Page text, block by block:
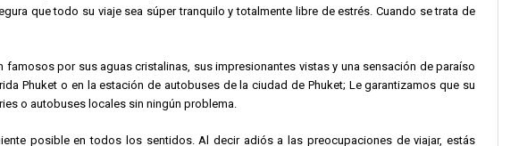
que todo su viaje sea súper tranquilo y totalmente libre de estrés. Cuando se trata de
por sus aguas cristalinas, sus impresionantes vistas y una sensación de paraíso
Phuket o en la estación de autobuses de la ciudad de Phuket; Le garantizamos que su
o autobuses locales sin ningún problema.
posible en todos los sentidos. Al decir adiós a las preocupaciones de viajar, estás